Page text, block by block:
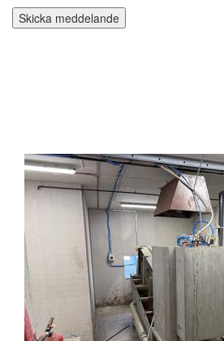
Skicka meddelande